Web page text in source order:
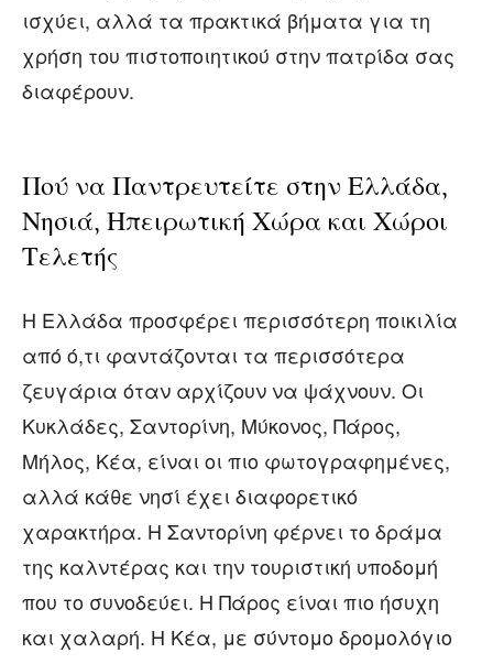
ισχύει, αλλά τα πρακτικά βήματα για τη
χρήση του πιστοποιητικού στην πατρίδα σας
διαφέρουν.
Πού να Παντρευτείτε στην Ελλάδα,
Νησιά, Ηπειρωτική Χώρα και Χώροι
Τελετής
Η Ελλάδα προσφέρει περισσότερη ποικιλία
από ό,τι φαντάζονται τα περισσότερα
ζευγάρια όταν αρχίζουν να ψάχνουν. Οι
Κυκλάδες, Σαντορίνη, Μύκονος, Πάρος,
Μήλος, Κέα, είναι οι πιο φωτογραφημένες,
αλλά κάθε νησί έχει διαφορετικό
χαρακτήρα. Η Σαντορίνη φέρνει το δράμα
της καλντέρας και την τουριστική υποδομή
που το συνοδεύει. Η Πάρος είναι πιο ήσυχη
και χαλαρή. Η Κέα, με σύντομο δρομολόγιο